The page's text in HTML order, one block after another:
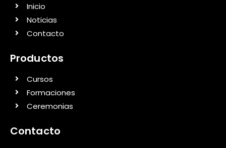
Inicio
Noticias
Contacto
Productos
Cursos
Formaciones
Ceremonias
Contacto